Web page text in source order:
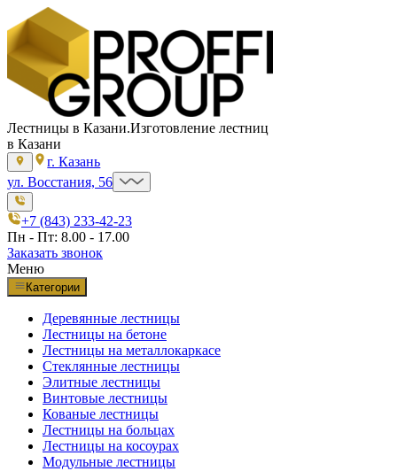
Лестницы в Казани.Изготовление лестниц
в Казани
г. Казань
ул. Восстания, 56
+7 (843) 233-42-23
Пн - Пт: 8.00 - 17.00
Заказать звонок
Меню
Категории
Деревянные лестницы
Лестницы на бетоне
Лестницы на металлокаркасе
Стеклянные лестницы
Элитные лестницы
Винтовые лестницы
Кованые лестницы
Лестницы на больцах
Лестницы на косоурах
Модульные лестницы